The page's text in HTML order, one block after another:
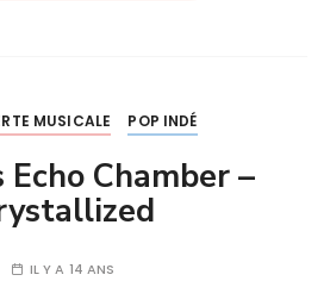
MUSICALE POP INDÉ
Echo Chamber –
IL Y A 14 ANS